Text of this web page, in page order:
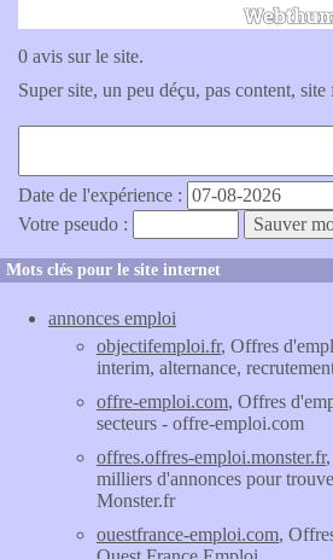
0 avis sur le site.
Super site, un peu déçu, pas content,
Date de l'expérience :
Votre pseudo :
Mots clés pour le site internet
annonces emploi
objectifemploi.fr, Offres
interim, alternance,
offre-emploi.com, Offres
secteurs - offre-emploi.com
offres.offres-emploi.monster.fr
milliers d'annonces pour
Monster.fr
ouestfrance-emploi.com,